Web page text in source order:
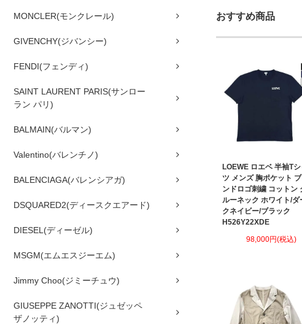
MONCLER(モンクレール)
GIVENCHY(ジバンシー)
FENDI(フェンディ)
SAINT LAURENT PARIS(サンロー
ラン パリ)
BALMAIN(バルマン)
Valentino(バレンチノ)
BALENCIAGA(バレンシアガ)
DSQUARED2(ディースクエアード)
DIESEL(ディーゼル)
MSGM(エムエスジーエム)
Jimmy Choo(ジミーチュウ)
GIUSEPPE ZANOTTI(ジュゼッペ
ザノッティ)
おすすめ商品
LOEWE ロエベ 半袖Tシ
ツ メンズ 胸ポケット
ンドロゴ刺繍 コットン
ルーネック ホワイト/ダ
クネイビー/ブラック
H526Y22XDE
98,000円(税込)